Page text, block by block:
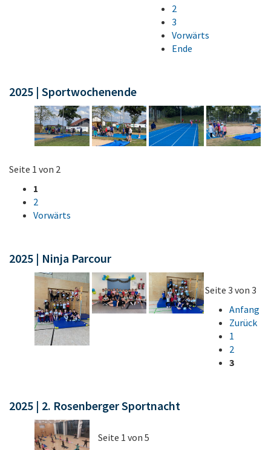
2
3
Vorwärts
Ende
2025 | Sportwochenende
Seite 1 von 2
1
2
Vorwärts
2025 | Ninja Parcour
Seite 3 von 3
Anfang
Zurück
1
2
3
2025 | 2. Rosenberger Sportnacht
Seite 1 von 5